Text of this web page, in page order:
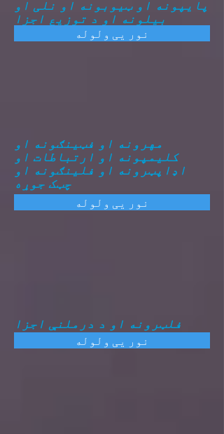
پایپونه او ټیوبونه او نلی او
بیلونه او د توزیع اجزا
نور یی ولوله
مهرونه او فټینګونه او
کلیمپونه او ارتباطات او
اډاپټرونه او فلینګونه او
چټک جوړه
نور یی ولوله
فلټرونه او د درملنې اجزا
نور یی ولوله